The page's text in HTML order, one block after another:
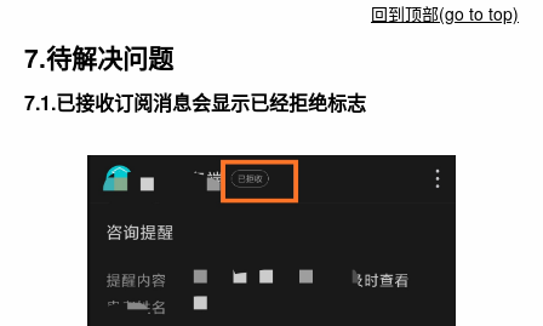
回到顶部(go to top)
7.待解决问题
7.1.已接收订阅消息会显示已经拒绝标志